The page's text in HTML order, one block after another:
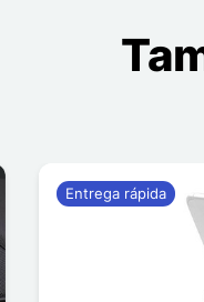
Entrega rápida